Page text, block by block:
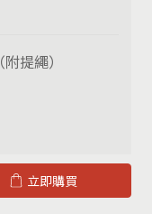
提繩）
立即購買